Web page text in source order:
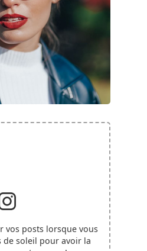
vos posts lorsque vous
de soleil pour avoir la